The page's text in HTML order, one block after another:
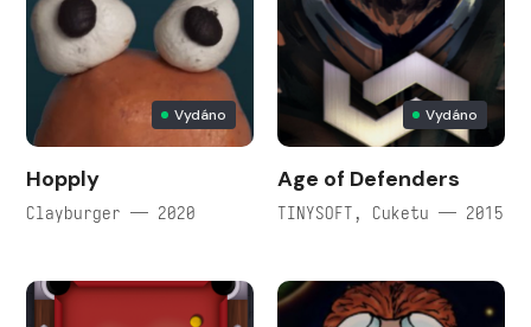
Vydáno
Hopply
Clayburger — 2020
Vydáno
Age of Defenders
TINYSOFT, Cuketu — 2015